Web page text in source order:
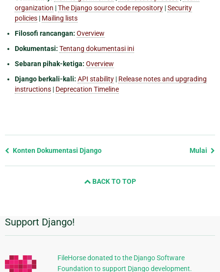
organization |The Django source code repository |Security
policies | Mailing lists
Filosofi rancangan: Overview
Dokumentasi: Tentang dokumentasi ini
Sebaran pihak-ketiga: Overview
Django berkali-kali: API stability | Release notes and upgrading
instructions | Deprecation Timeline
Previous
Konten Dokumentasi Django Mulai
BACK TO TOP
Informasi
Tambahan
Support Django!
FileHorse donated to the Django Software
Foundation to support Django development.